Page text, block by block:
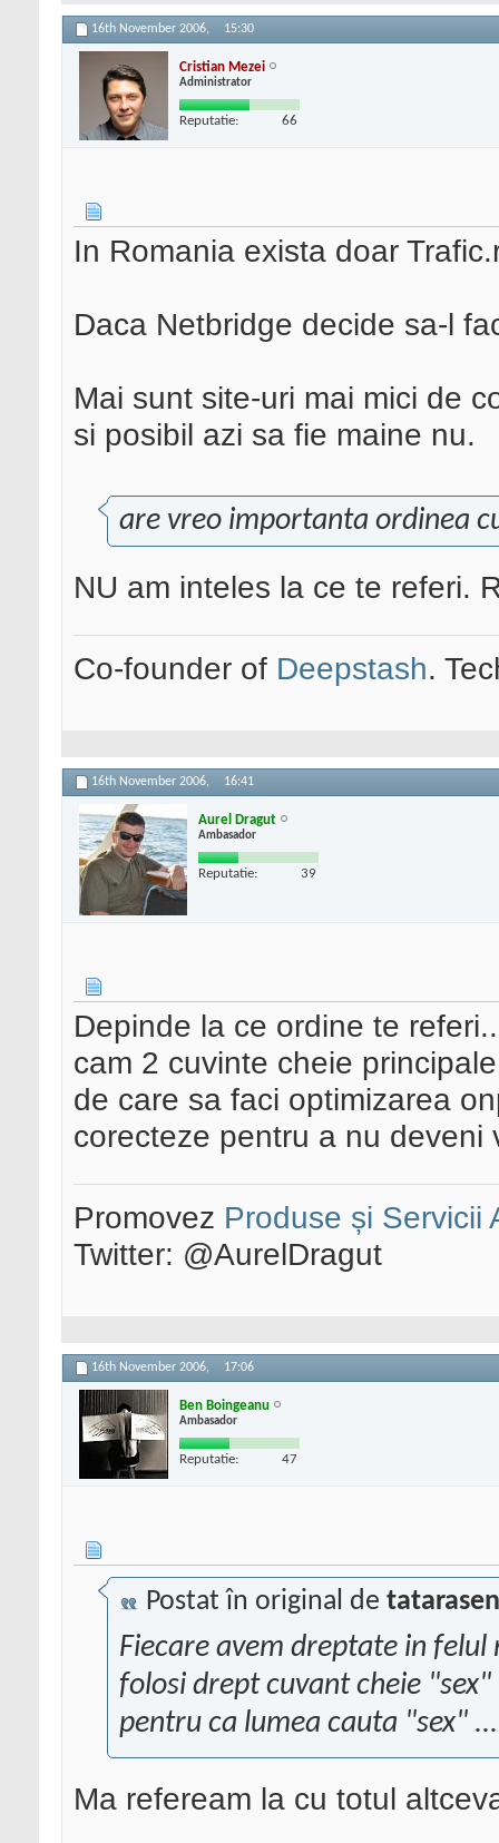
16th November 2006, 15:30
Cristian Mezei
Administrator
Reputatie: 66
In Romania exista doar
Daca Netbridge decide sa-l
Mai sunt site-uri mai mici de
si posibil azi sa fie maine nu.
are vreo importanta ordinea
NU am inteles la ce te referi.
Co-founder of Deepstash.
16th November 2006, 16:41
Aurel Dragut
Ambasador
Reputatie: 39
Depinde la ce ordine te
cam 2 cuvinte cheie
de care sa faci optimizarea
corecteze pentru a nu
Promovez Produse și Servicii
Twitter: @AurelDragut
16th November 2006, 17:06
Ben Boingeanu
Ambasador
Reputatie: 47
Postat în original de
Fiecare avem dreptate in
folosi drept cuvant cheie
pentru ca lumea cauta "sex" ...
Ma refeream la cu totul